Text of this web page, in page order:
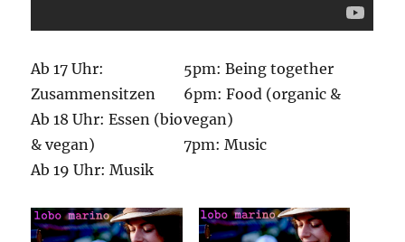
Ab 17 Uhr:
Zusammensitzen
Ab 18 Uhr: Essen (bio
& vegan)
Ab 19 Uhr: Musik
5pm: Being together
6pm: Food (organic &
vegan)
7pm: Music